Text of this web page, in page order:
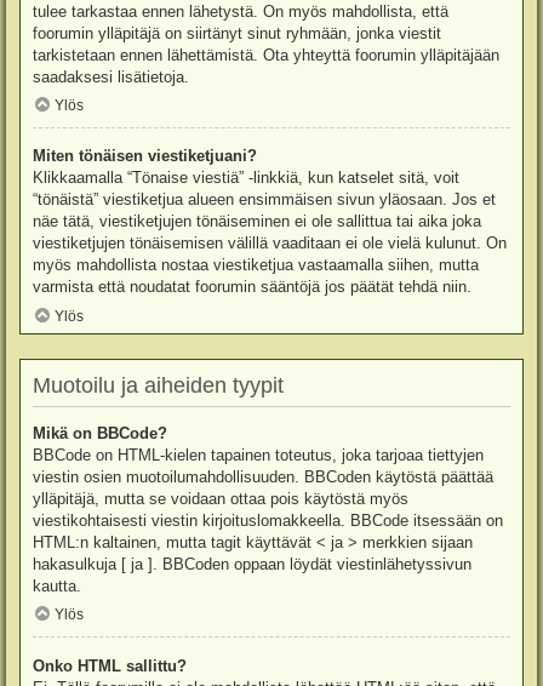
tulee tarkastaa ennen lähetystä. On myös mahdollista, että
foorumin ylläpitäjä on siirtänyt sinut ryhmään, jonka viestit
tarkistetaan ennen lähettämistä. Ota yhteyttä foorumin ylläpitäjään
saadaksesi lisätietoja.
Ylös
Miten tönäisen viestiketjuani?
Klikkaamalla “Tönaise viestiä” -linkkiä, kun katselet sitä, voit
“tönäistä” viestiketjua alueen ensimmäisen sivun yläosaan. Jos et
näe tätä, viestiketjujen tönäiseminen ei ole sallittua tai aika joka
viestiketjujen tönäisemisen välillä vaaditaan ei ole vielä kulunut. On
myös mahdollista nostaa viestiketjua vastaamalla siihen, mutta
varmista että noudatat foorumin sääntöjä jos päätät tehdä niin.
Ylös
Muotoilu ja aiheiden tyypit
Mikä on BBCode?
BBCode on HTML-kielen tapainen toteutus, joka tarjoaa tiettyjen
viestin osien muotoilumahdollisuuden. BBCoden käytöstä päättää
ylläpitäjä, mutta se voidaan ottaa pois käytöstä myös
viestikohtaisesti viestin kirjoituslomakkeella. BBCode itsessään on
HTML:n kaltainen, mutta tagit käyttävät < ja > merkkien sijaan
hakasulkuja [ ja ]. BBCoden oppaan löydät viestinlähetyssivun
kautta.
Ylös
Onko HTML sallittu?